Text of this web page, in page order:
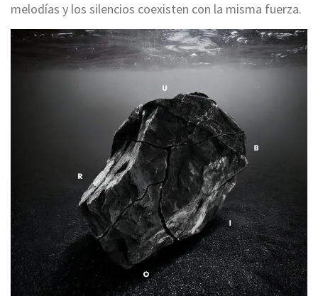
melodías y los silencios coexisten con la misma fuerza.